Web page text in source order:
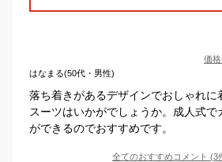
価
はなまる(50代・男性)
落ち着きがあるデザインでおしゃれに
スーツはいかがでしょうか。成人式で
ができるのでおすすめです。
全てのおすすめコメント (3